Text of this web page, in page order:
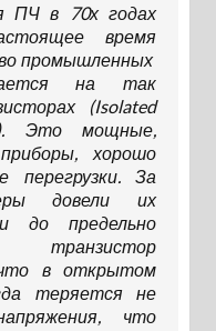
ПЧ в 70х годах
время
промышленных
на так
(Isolated
Это мощные,
хорошо
перегрузки. За
довели их
до предельно
в открытом
теряется не
что